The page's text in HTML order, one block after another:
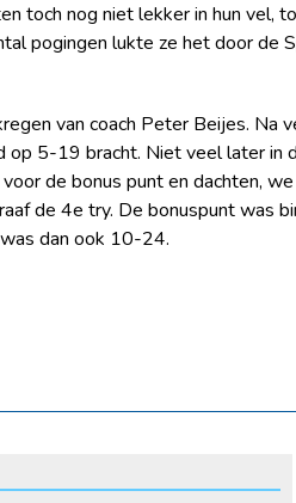
toch nog niet lekker in hun
pogingen lukte ze het door de
van coach Peter Beijes.
5-19 bracht. Niet veel later
de bonus punt en dachten,
de 4e try. De bonuspunt was
dan ook 10-24.